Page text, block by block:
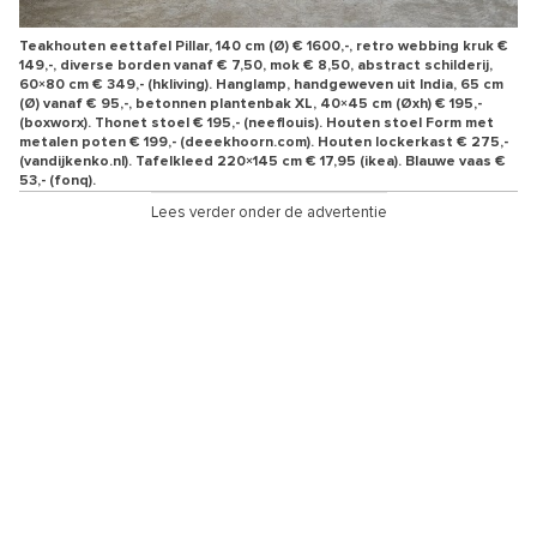
Teakhouten eettafel Pillar, 140 cm (Ø) € 1600,-, retro webbing kruk €
149,-, diverse borden vanaf € 7,50, mok € 8,50, abstract schilderij,
60×80 cm € 349,- (hkliving). Hanglamp, handgeweven uit India, 65 cm
(Ø) vanaf € 95,-, betonnen plantenbak XL, 40×45 cm (Øxh) € 195,-
(boxworx). Thonet stoel € 195,- (neeflouis). Houten stoel Form met
metalen poten € 199,- (deeekhoorn.com). Houten lockerkast € 275,-
(vandijkenko.nl). Tafelkleed 220×145 cm € 17,95 (ikea). Blauwe vaas €
53,- (fonq).
Lees verder onder de advertentie